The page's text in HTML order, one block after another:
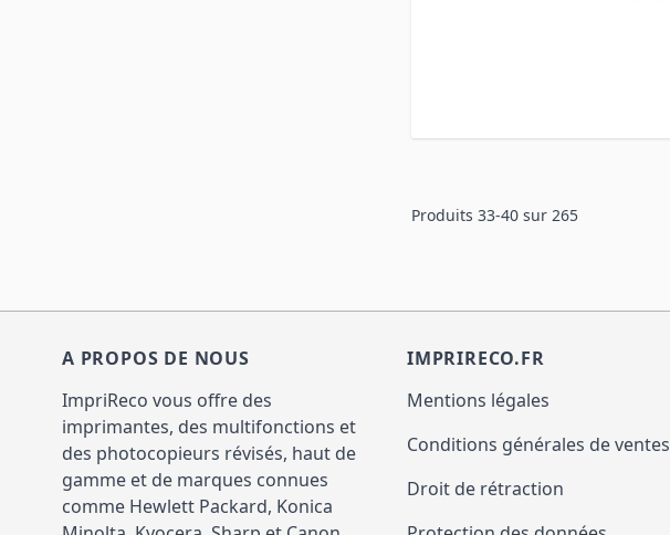
Produits 33-40 sur 265
A PROPOS DE NOUS
ImpriReco vous offre des
imprimantes, des multifonctions et
des photocopieurs révisés, haut de
gamme et de marques connues
comme Hewlett Packard, Konica
IMPRIRECO.FR
Mentions légales
Conditions générales de ventes
Droit de rétraction